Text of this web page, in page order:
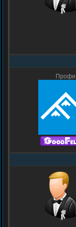
Профи